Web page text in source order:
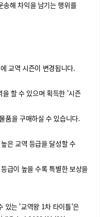
송해 차익을 남기는 행위를
교역 시즌이 변경됩니다.
할 수 있으며 획득한 '시즌
품을 구매하실 수 있습니다.
은 교역 등급을 달성할 수
급이 높을 수록 특별한 보상을
있는 '교역왕 1차 타이틀'은